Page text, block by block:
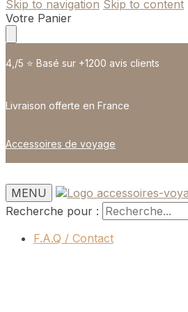
Skip to navigation Skip to content
Votre Panier
4,/5 ⭐️ Basé sur +1200 avis clients
Livraison offerte en France
Accessoires de voyage
MENU
Recherche pour :
F.A.Q / Contact